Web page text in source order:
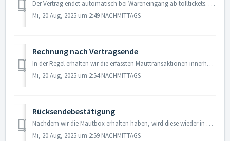
Der Vertrag endet automatisch bei Wareneingang ab tolltickets. Sie werden darüber per separater Email informiert. WICHTIG: Nach Rücksendung der Mautbox ...
Mi, 20 Aug, 2025 um 2:49 NACHMITTAGS
Rechnung nach Vertragsende
In der Regel erhalten wir die erfassten Mauttransaktionen innerhalb von 14 Tagen von den Mautbetreibern zugesendet. Mit unserer Abrechnung, die üblicherweis...
Mi, 20 Aug, 2025 um 2:54 NACHMITTAGS
Rücksendebestätigung
Nachdem wir die Mautbox erhalten haben, wird diese wieder in unser System eingebucht und Sie erhalten per E-Mail eine Rücksendebestätigung. Sollten Sie kei...
Mi, 20 Aug, 2025 um 2:59 NACHMITTAGS